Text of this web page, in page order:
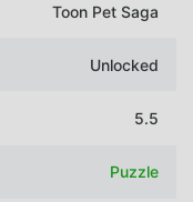
Toon Pet Saga
Unlocked
5.5
Puzzle